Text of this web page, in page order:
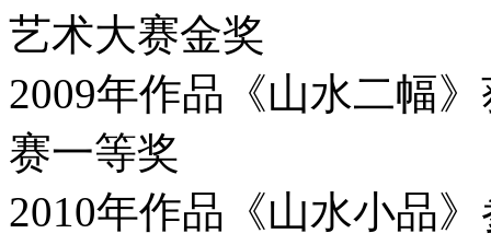
艺术大赛金奖
2009年作品《山水二幅
赛一等奖
2010年作品《山水小品